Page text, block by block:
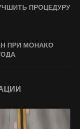
ПРОЦЕДУРУ
ПРИ МОНАКО